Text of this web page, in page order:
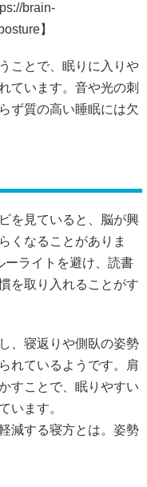
brain-
】
ことで、眠りに入りや
ています。音や光の刺
ず質の高い睡眠には欠
を見ていると、脳が興
くなることがありま
ーライトを避け、読書
を取り入れることがす
、寝返りや側臥の姿勢
れているようです。肩
すことで、眠りやすい
います。
減する寝方とは。姿勢